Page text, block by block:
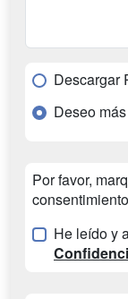
Descargar
Deseo
Por favor,
He leído y